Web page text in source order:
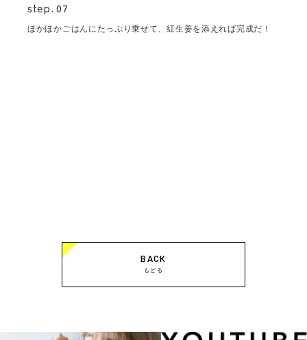
step. 07
ほかほかごはんにたっぷり乗せて、紅生姜を添えれば完成だ！
BACK
もどる